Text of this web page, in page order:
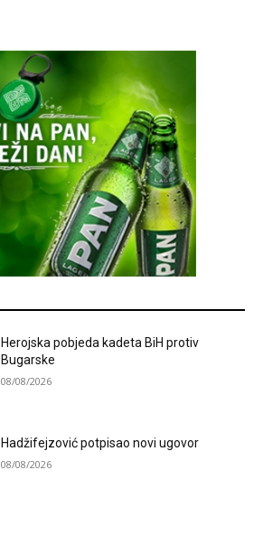
Herojska pobjeda kadeta BiH protiv
Bugarske
08/08/2026
Hadžifejzović potpisao novi ugovor
08/08/2026